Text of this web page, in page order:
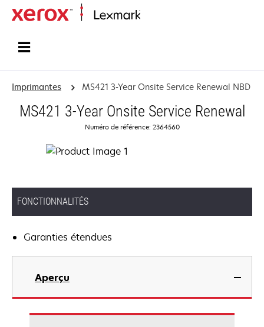
Imprimantes MS421 3-Year Onsite Service Renewal NBD
MS421 3-Year Onsite Service Renewal
Numéro de référence: 2364560
FONCTIONNALITÉS
Garanties étendues
Aperçu